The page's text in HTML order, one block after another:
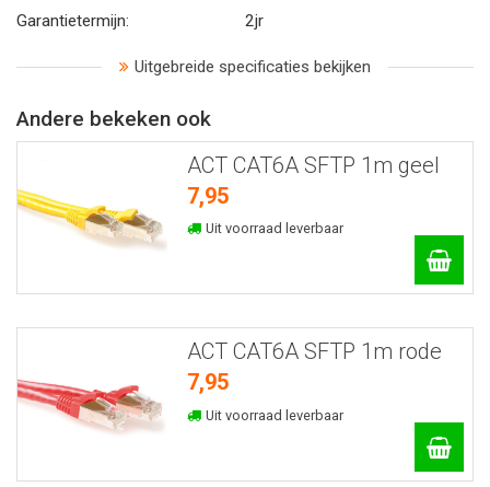
Garantietermijn:
2jr
Uitgebreide specificaties bekijken
Andere bekeken ook
ACT CAT6A SFTP 1m geel
7,95
Uit voorraad leverbaar
ACT CAT6A SFTP 1m rode
7,95
Uit voorraad leverbaar